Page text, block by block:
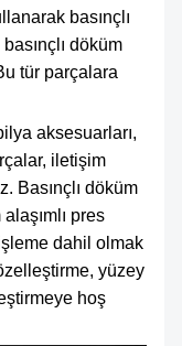
basınçlı
döküm
tür parçalara
aksesuarları,
iletişim
Basınçlı döküm
pres
dahil olmak
yüzey
hoş